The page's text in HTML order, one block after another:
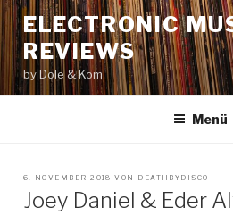
Zum
Inhalt
springen
ELECTRONIC
REVIEWS
by Dole & Kom
Menü
VERÖFFENTLICHT
6. NOVEMBER 2018 VON DEATHBYDISCO
Joey Daniel & Eder